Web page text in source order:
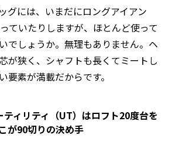
グには、いまだにロングアイアン
ていたりしますが、ほとんど使って
でしょうか。無理もありません。ヘ
が狭く、シャフトも長くてミートし
要素が満載だからです。
ィリティ（UT）はロフト20度台を
が90切りの決め手